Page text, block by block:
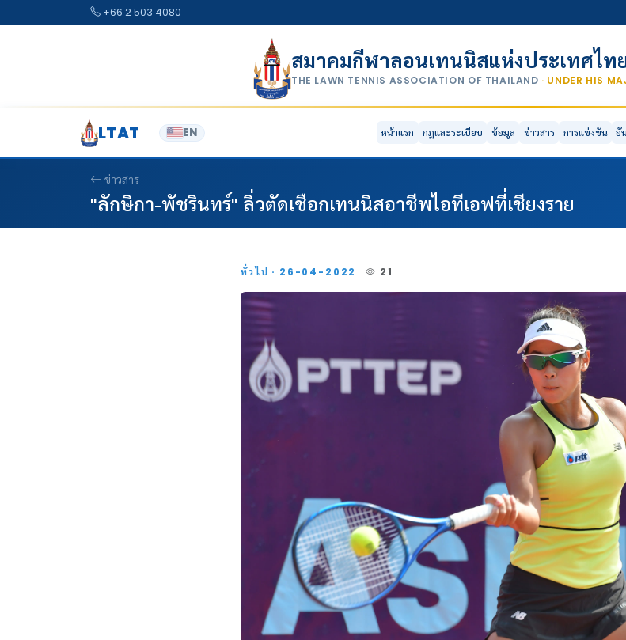
+66 2 503 4080
สมาคมกีฬาลอนเทนนิสแห่งประเทศไ
THE LAWN TENNIS ASSOCIATION OF THAILAND · UNDER HIS
LTAT EN หน้าแรก กฎและระเบียบ ข้อมูล ข่าวสาร การแข่งขัน อั
ข่าวสาร
"ลักษิกา-พัชรินทร์" ลิ่วตัดเชือกเทนนิสอาชีพไอทีเอฟที่เชียงราย
ทั่วไป · 26-04-2022 21